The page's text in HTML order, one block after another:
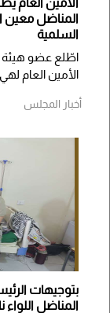
الأمين العام
المناضل
السلمية
اطّلع عضو هيئة
الأمين العام
أخبار المجلس
بتوجيهات
المناضل اللواء